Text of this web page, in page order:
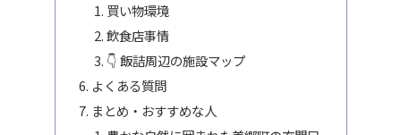
買い物環境
飲食店事情
👇 飯詰周辺の施設マップ
よくある質問
まとめ・おすすめな人